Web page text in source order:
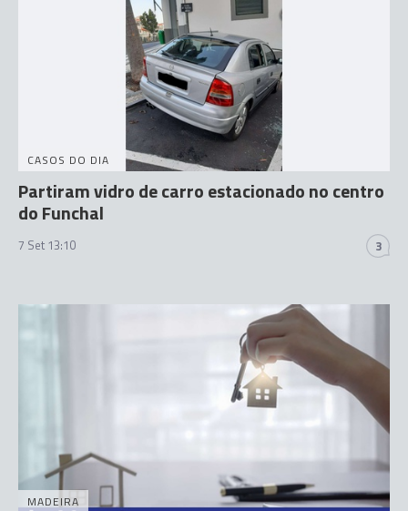
CASOS DO DIA
Partiram vidro de carro estacionado no centro
do Funchal
7 Set 13:10 3
MADEIRA